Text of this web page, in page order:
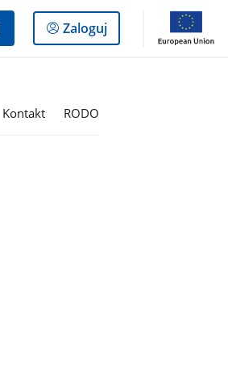
Logowanie
do
Zaloguj
Kontakt RODO